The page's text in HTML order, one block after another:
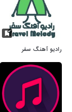
رادیو آهنگ سفر